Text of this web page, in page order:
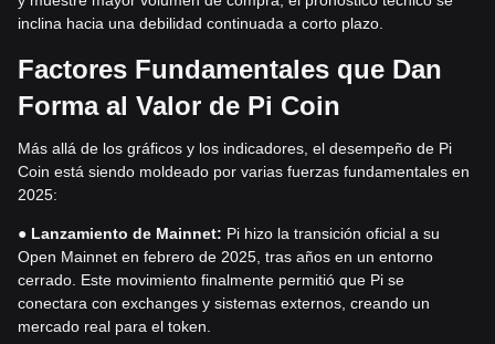
inclina hacia una debilidad continuada a corto plazo.
Factores Fundamentales que Dan
Forma al Valor de Pi Coin
Más allá de los gráficos y los indicadores, el desempeño de Pi
Coin está siendo moldeado por varias fuerzas fundamentales en
2025:
● Lanzamiento de Mainnet: Pi hizo la transición oficial a su
Open Mainnet en febrero de 2025, tras años en un entorno
cerrado. Este movimiento finalmente permitió que Pi se
conectara con exchanges y sistemas externos, creando un
mercado real para el token.